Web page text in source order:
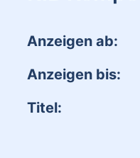
Anzeigen ab:
Anzeigen bis:
Titel: